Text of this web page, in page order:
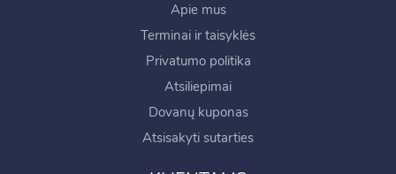
Apie mus
Terminai ir taisyklės
Privatumo politika
Atsiliepimai
Dovanų kuponas
Atsisakyti sutarties